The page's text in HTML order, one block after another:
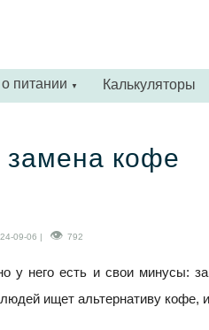
питании ▼ Калькуляторы
замена кофе
09-06 | 792
у него есть и свои минусы:
ищет альтернативу кофе,